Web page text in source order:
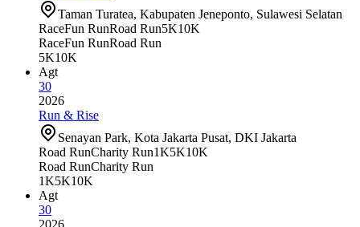
Taman Turatea, Kabupaten Jeneponto, Sulawesi Selatan
RaceFun RunRoad Run5K10K
RaceFun RunRoad Run
5K10K
Agt
30
2026
Run & Rise
Senayan Park, Kota Jakarta Pusat, DKI Jakarta
Road RunCharity Run1K5K10K
Road RunCharity Run
1K5K10K
Agt
30
2026